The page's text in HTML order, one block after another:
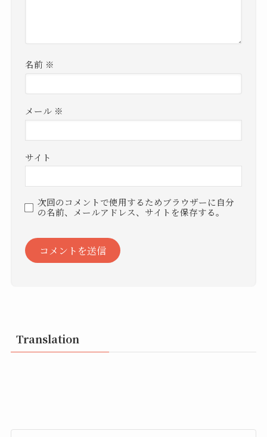
名前 ※
メール ※
サイト
次回のコメントで使用するためブラウザーに自分
の名前、メールアドレス、サイトを保存する。
Translation